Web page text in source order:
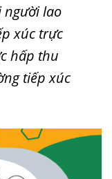
người lao
xúc trực
hấp thu
tiếp xúc